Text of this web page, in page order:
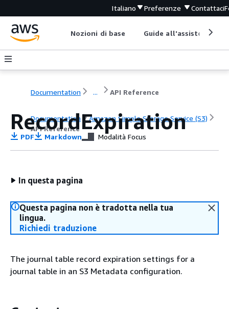
Italiano Preferenze Contattaci
Nozioni di base Guide all'assistenza
Documentation ... API Reference
Documentation
Amazon Simple Storage Service (S3)
API Reference
RecordExpiration
PDF Markdown Modalità Focus
In questa pagina
Questa pagina non è tradotta nella tua
lingua.
Richiedi traduzione
The journal table record expiration settings for a
journal table in an S3 Metadata configuration.